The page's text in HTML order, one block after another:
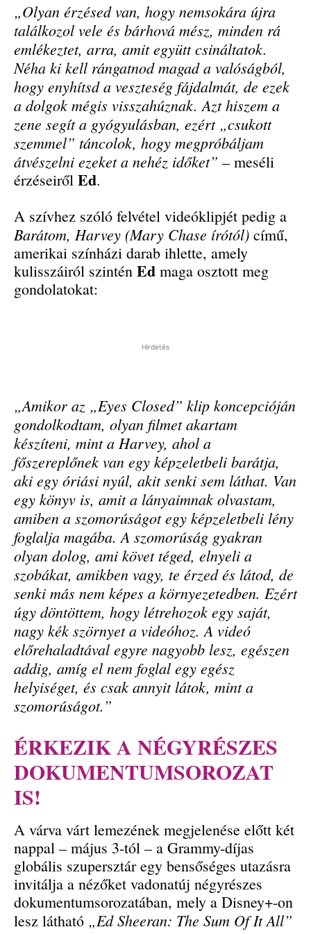
„Olyan érzésed van, hogy nemsokára újra
találkozol vele és bárhová mész, minden rá
emlékeztet, arra, amit együtt csináltatok.
Néha ki kell rángatnod magad a valóságból,
hogy enyhítsd a veszteség fájdalmát, de ezek
a dolgok mégis visszahúznak. Azt hiszem a
zene segít a gyógyulásban, ezért „csukott
szemmel” táncolok, hogy megpróbáljam
átvészelni ezeket a nehéz időket” – meséli
érzéseiről Ed.
A szívhez szóló felvétel videóklipjét pedig a
Barátom, Harvey (Mary Chase írótól) című,
amerikai színházi darab ihlette, amely
kulisszáiról szintén Ed maga osztott meg
gondolatokat:
Hirdetés
„Amikor az „Eyes Closed” klip koncepcióján
gondolkodtam, olyan filmet akartam
készíteni, mint a Harvey, ahol a
főszereplőnek van egy képzeletbeli barátja,
aki egy óriási nyúl, akit senki sem láthat. Van
egy könyv is, amit a lányaimnak olvastam,
amiben a szomorúságot egy képzeletbeli lény
foglalja magába. A szomorúság gyakran
olyan dolog, ami követ téged, elnyeli a
szobákat, amikben vagy, te érzed és látod, de
senki más nem képes a környezetedben. Ezért
úgy döntöttem, hogy létrehozok egy saját,
nagy kék szörnyet a videóhoz. A videó
előrehaladtával egyre nagyobb lesz, egészen
addig, amíg el nem foglal egy egész
helyiséget, és csak annyit látok, mint a
szomorúságot.”
ÉRKEZIK A NÉGYRÉSZES
DOKUMENTUMSOROZAT
IS!
A várva várt lemezének megjelenése előtt két
nappal – május 3-tól – a Grammy-díjas
globális szupersztár egy bensőséges utazásra
invitálja a nézőket vadonatúj négyrészes
dokumentumsorozatában, mely a Disney+-on
lesz látható „Ed Sheeran: The Sum Of It All”